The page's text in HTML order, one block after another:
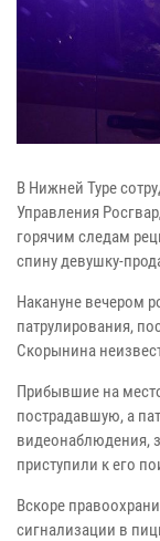
В Нижней Туре
Управления
горячим следам
спину девушку-
Накануне вечером
патрулирования,
Скорынина
Прибывшие на
пострадавшую, а
видеонаблюдения,
приступили к его
Вскоре
сигнализации в